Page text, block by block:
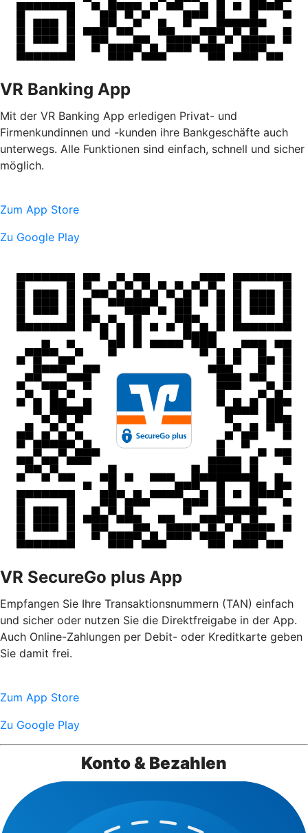
VR Banking App
Mit der VR Banking App erledigen Privat- und
Firmenkundinnen und -kunden ihre Bankgeschäfte auch
unterwegs. Alle Funktionen sind einfach, schnell und sicher
möglich.
Zum App Store
Zu Google Play
VR SecureGo plus App
Empfangen Sie Ihre Transaktionsnummern (TAN) einfach
und sicher oder nutzen Sie die Direktfreigabe in der App.
Auch Online-Zahlungen per Debit- oder Kreditkarte geben
Sie damit frei.
Zum App Store
Zu Google Play
Konto & Bezahlen